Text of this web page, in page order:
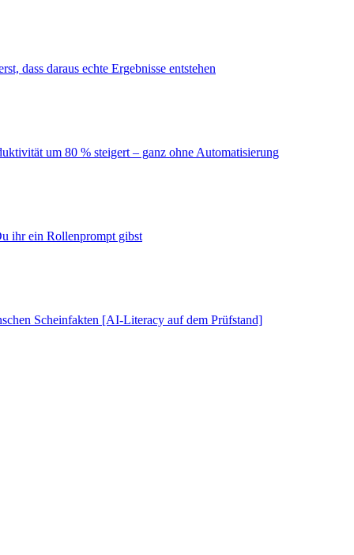
dass daraus echte Ergebnisse entstehen
um 80 % steigert – ganz ohne Automatisierung
ihr ein Rollenprompt gibst
Scheinfakten [AI-Literacy auf dem Prüfstand]